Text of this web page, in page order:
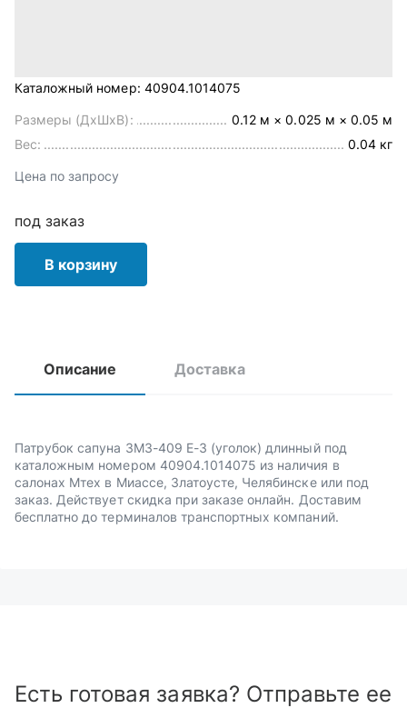
Каталожный номер: 40904.1014075
Размеры (ДхШхВ):
0.12 м × 0.025 м × 0.05 м
Вес:
0.04 кг
Цена по запросу
под заказ
В корзину
Описание Доставка
Патрубок сапуна ЗМЗ-409 Е-3 (уголок) длинный под
каталожным номером 40904.1014075 из наличия в
салонах Мтех в Миассе, Златоусте, Челябинске или под
заказ. Действует скидка при заказе онлайн. Доставим
бесплатно до терминалов транспортных компаний.
Есть готовая заявка? Отправьте ее